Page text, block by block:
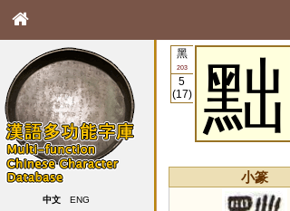
中文 ENG
黑
203
5
(17)
黜
小篆